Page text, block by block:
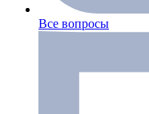
Все вопросы